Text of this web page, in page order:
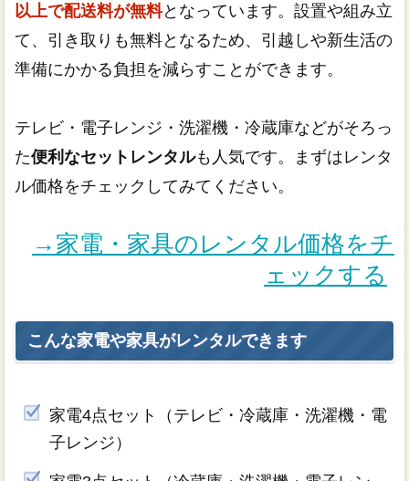
以上で配送料が無料となっています。設置や組み立
て、引き取りも無料となるため、引越しや新生活の
準備にかかる負担を減らすことができます。
テレビ・電子レンジ・洗濯機・冷蔵庫などがそろっ
た便利なセットレンタルも人気です。まずはレンタ
ル価格をチェックしてみてください。
→家電・家具のレンタル価格をチ
ェックする
こんな家電や家具がレンタルできます
家電4点セット（テレビ・冷蔵庫・洗濯機・電
子レンジ）